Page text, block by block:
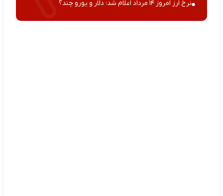
نرخ ارز امروز ۱۴ مرداد اعلام شد؛ دلار و یورو چند؟